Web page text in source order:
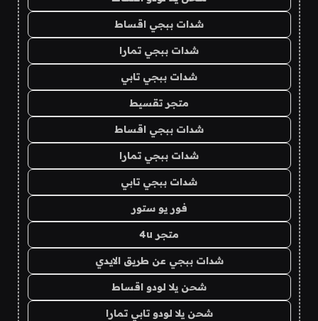
شدات ببجي اقساط
شدات ببجي تمارا
شدات ببجي تابي
متجر تقسيط
شدات ببجي اقساط
شدات ببجي تمارا
شدات ببجي تابي
فور يو ستور
متجر 4u
شدات ببجي عن طريق الايدي
شحن يلا لودو اقساط
شحن يلا لودو تابي تمارا